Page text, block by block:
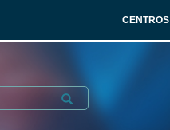
CENTROS
Submit